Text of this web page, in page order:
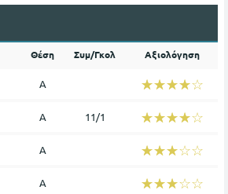
Θέση Συμ/Γκολ Αξιολόγηση
Α ☆☆☆☆☆
★★★★★
Α 11/1 ☆☆☆☆☆
★★★★★
Α ☆☆☆☆☆
★★★★★
Α ☆☆☆☆☆
★★★★★